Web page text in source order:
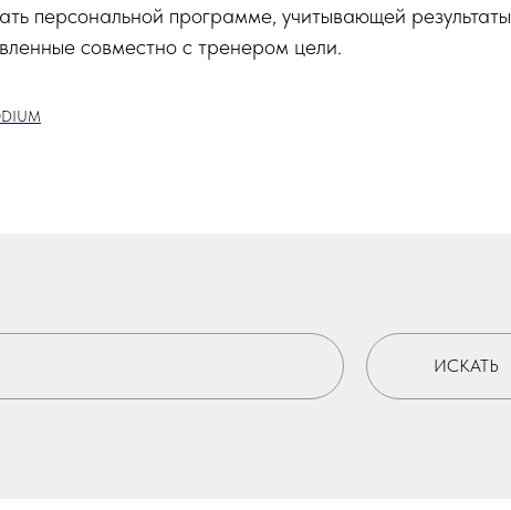
персональной программе, учитывающей результаты
совместно с тренером цели.
ИСКАТЬ